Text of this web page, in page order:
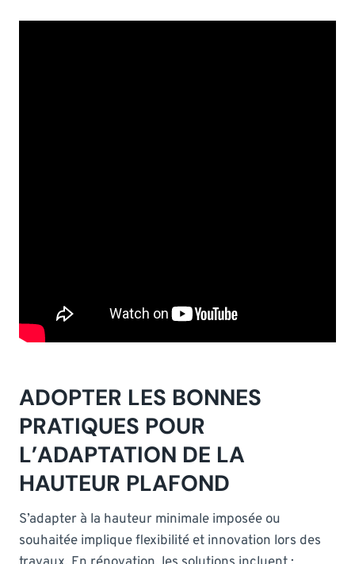
ADOPTER LES BONNES
PRATIQUES POUR
L’ADAPTATION DE LA
HAUTEUR PLAFOND
S’adapter à la hauteur minimale imposée ou
souhaitée implique flexibilité et innovation lors des